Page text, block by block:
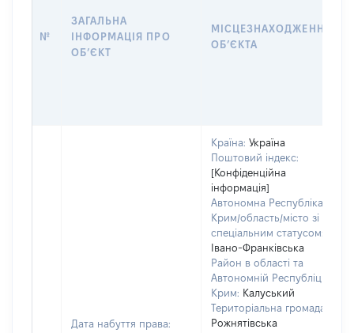
№
ЗАГАЛЬНА
ІНФОРМАЦІЯ ПРО
ОБʼЄКТ
МІСЦЕЗНАХОДЖЕННЯ
ОБʼЄКТА
Дата набуття права:
Країна: Україна
Поштовий індекс:
[Конфіденційна
інформація]
Автономна Республіка
Крим/область/місто зі
спеціальним статусом:
Івано-Франківська
Район в області та
Автономній Республіці
Крим: Калуський
Територіальна громада:
Рожнятівська